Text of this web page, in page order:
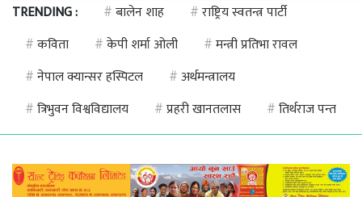
TRENDING : #बालेन शाह #राष्ट्रिय स्वतन्त्र पार्टी
#कविता #केपी शर्मा ओली #मन्त्री प्रतिभा रावल
#नेपाल क्यान्सर हस्पिटल #अर्थमन्त्रालय
#त्रिभुवन विश्वविद्यालय #प्रहरी खानतलास #तिर्थराज पन्त